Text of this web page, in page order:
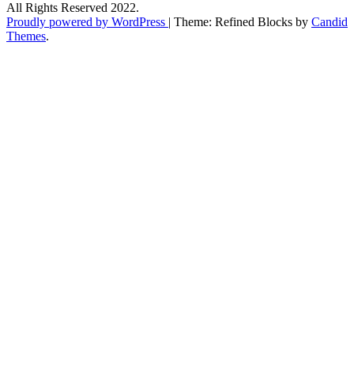
All Rights Reserved 2022.
Proudly powered by WordPress | Theme: Refined Blocks by Candid
Themes.